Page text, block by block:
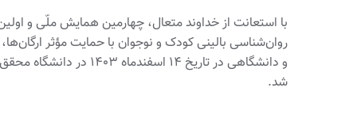
با استعانت از خداوند متعال، چهارمین همایش ملّی و
روان‌شناسی بالینی کودک و نوجوان با حمایت مؤثر
و دانشگاهی در تاریخ 14
شد.